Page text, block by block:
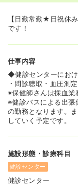
【日勤常勤★日祝休
です！
仕事内容
◆健診センターにおけ
・問診聴取・血圧測
※保健師さんは採血業
※健診バスによる出張
の勤務となります。
していく予定です。
施設形態・診療科目
健診センター
健診センター